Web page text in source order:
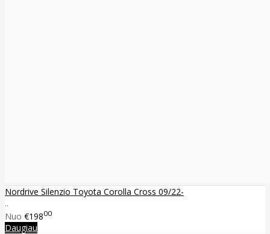
Nordrive Silenzio Toyota Corolla Cross 09/22-
..
Nuo €19800
Daugiau